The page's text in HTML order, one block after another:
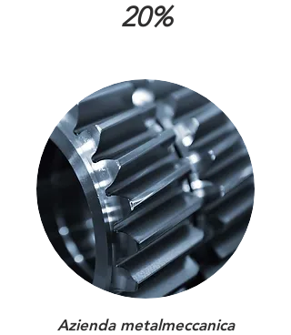
20%
Azienda metalmeccanica